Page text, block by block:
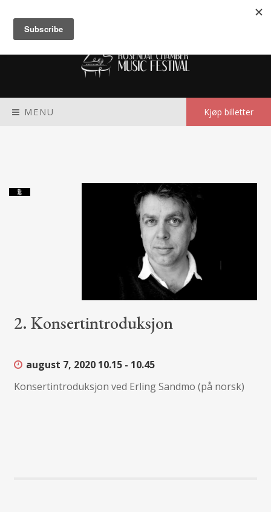
MENU Kjøp billetter
2. Konsertintroduksjon
august 7, 2020 10.15 - 10.45
Konsertintroduksjon ved Erling Sandmo (på norsk)